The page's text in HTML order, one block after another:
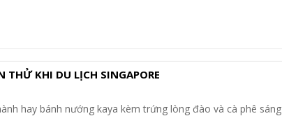
KHI DU LỊCH SINGAPORE
hay bánh nướng kaya kèm trứng lòng đào và cà phê sáng